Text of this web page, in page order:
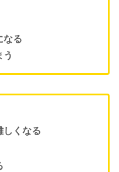
なる
う
しくなる